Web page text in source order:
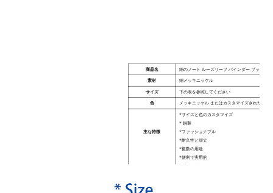
商品名
銅のノート ルーズリーフ バインダー ブック リ
素材
銅メッキニッケル
サイズ
下の表を参照してください
色 メッキニッケル またはカスタマイズされた色
主な特徴
*サイズと色のカスタマイズ
* 銅製
*ファッショナブル
*耐久性と頑丈
*複数の用途
*便利で実用的
* 使いやすい
使用法